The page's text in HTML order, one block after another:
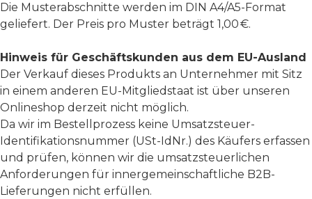
Die Musterabschnitte werden im DIN A4/A5-Format
geliefert. Der Preis pro Muster beträgt 1,00 €.
Hinweis für Geschäftskunden aus dem EU-Ausland
Der Verkauf dieses Produkts an Unternehmer mit Sitz
in einem anderen EU-Mitgliedstaat ist über unseren
Onlineshop derzeit nicht möglich.
Da wir im Bestellprozess keine Umsatzsteuer-
Identifikationsnummer (USt-IdNr.) des Käufers erfassen
und prüfen, können wir die umsatzsteuerlichen
Anforderungen für innergemeinschaftliche B2B-
Lieferungen nicht erfüllen.